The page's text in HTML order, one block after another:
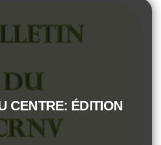
CENTRE: ÉDITION